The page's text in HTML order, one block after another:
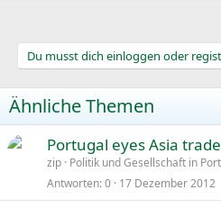
Du musst dich einloggen oder
Ähnliche Themen
Portugal eyes Asia
zip Politik und Gesellschaft in
Antworten 0 17 Dezember 2012